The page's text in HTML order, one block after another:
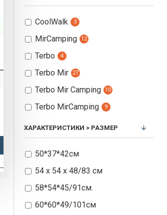
CoolWalk 3
MirCamping 12
Terbo 4
Terbo Mir 27
Terbo Mir Camping 10
Terbo MirCamping 9
ХАРАКТЕРИСТИКИ > РАЗМЕР
50*37*42см
54 х 54 х 48/83 см
58*54*45/91см.
60*60*49/101см